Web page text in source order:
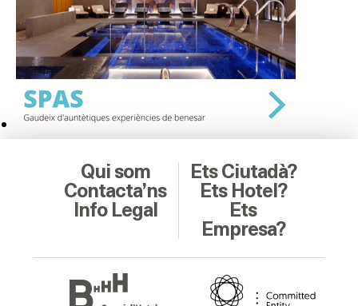
Qui som
Contacta’ns
Info Legal
Ets Ciutadà?
Ets Hotel?
Ets
Empresa?